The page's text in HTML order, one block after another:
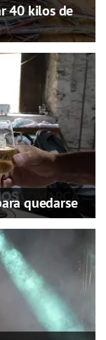
40 kilos de
quedarse